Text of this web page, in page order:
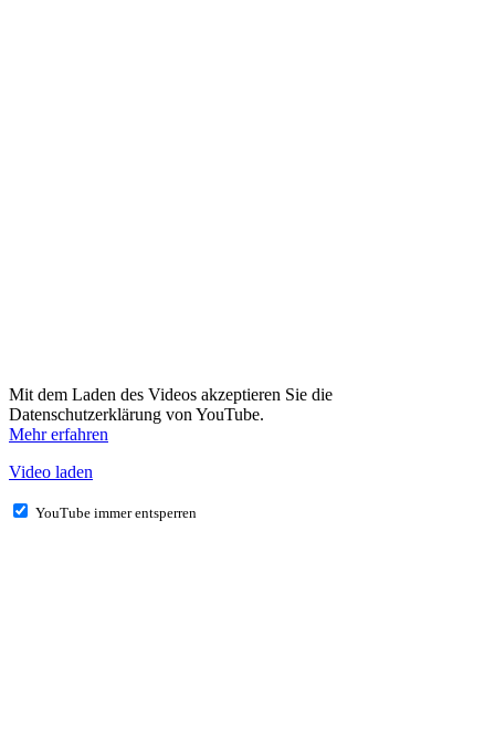
Mit dem Laden des Videos akzeptieren Sie die
Datenschutzerklärung von YouTube.
Mehr erfahren
Video laden
YouTube immer entsperren